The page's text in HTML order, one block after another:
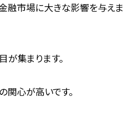
融市場に大きな影響を与えま
が集まります。
関心が高いです。